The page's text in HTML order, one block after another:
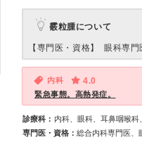
霰粒腫について
【専門医・資格】 眼科専門
内科 4.0
緊急事態。高熱発症。
診療科： 内科、眼科、耳鼻咽喉科
専門医・資格： 総合内科専門医、